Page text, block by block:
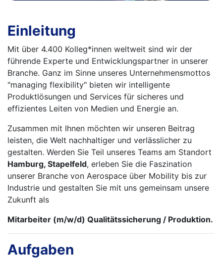
Einleitung
Mit über 4.400 Kolleg*innen weltweit sind wir der
führende Experte und Entwicklungspartner in unserer
Branche. Ganz im Sinne unseres Unternehmensmottos
"managing flexibility" bieten wir intelligente
Produktlösungen und Services für sicheres und
effizientes Leiten von Medien und Energie an.
Zusammen mit Ihnen möchten wir unseren Beitrag
leisten, die Welt nachhaltiger und verlässlicher zu
gestalten. Werden Sie Teil unseres Teams am Standort
Hamburg, Stapelfeld, erleben Sie die Faszination
unserer Branche von Aerospace über Mobility bis zur
Industrie und gestalten Sie mit uns gemeinsam unsere
Zukunft als
Mitarbeiter (m/w/d) Qualitätssicherung / Produktion.
Aufgaben